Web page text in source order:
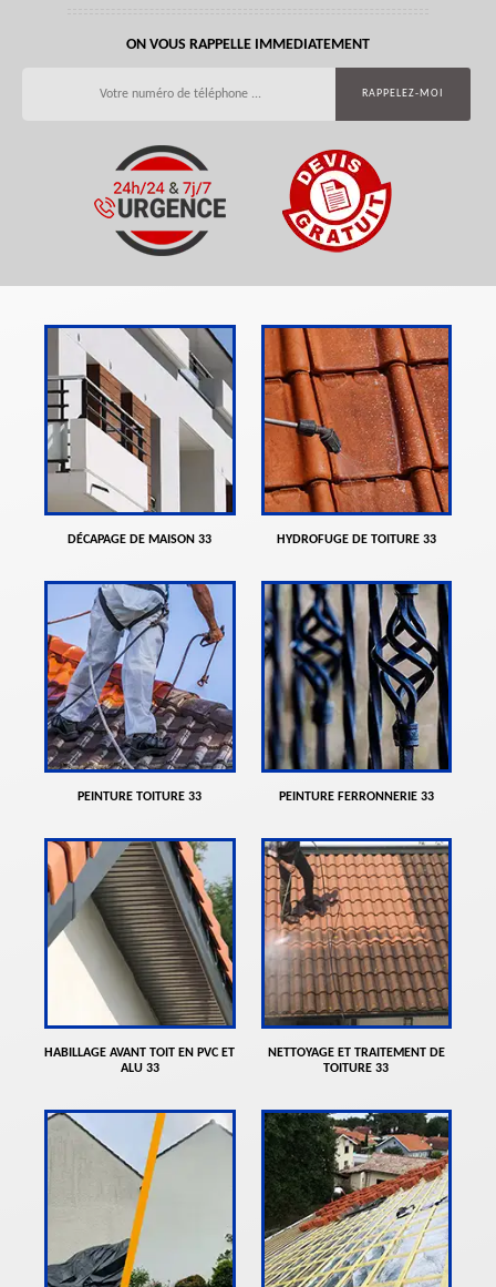
ON VOUS RAPPELLE IMMEDIATEMENT
DÉCAPAGE DE MAISON 33 HYDROFUGE DE TOITURE 33
PEINTURE TOITURE 33 PEINTURE FERRONNERIE 33
HABILLAGE AVANT TOIT EN PVC ET
ALU 33
NETTOYAGE ET TRAITEMENT DE
TOITURE 33